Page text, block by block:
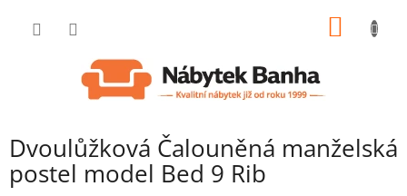
Dvoulůžková Čalouněná manželská
postel model Bed 9 Rib